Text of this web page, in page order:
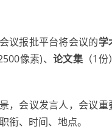
议报批平台将会议的学
像素)、 论文集（1份
，会议发言人，会议重
衔、时间、地点。